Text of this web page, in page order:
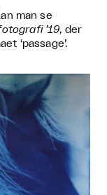
man se
’19, der
‘passage’.